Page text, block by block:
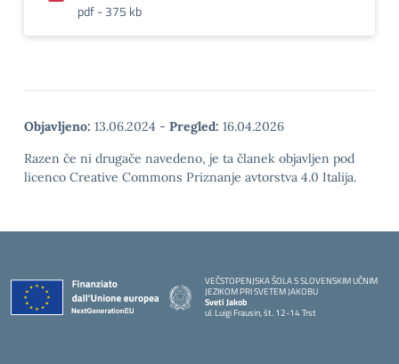
pdf - 375 kb
Objavljeno: 13.06.2024 - Pregled: 16.04.2026
Razen če ni drugače navedeno, je ta članek objavljen pod
licenco Creative Commons Priznanje avtorstva 4.0 Italija.
VEČSTOPENJSKA ŠOLA S SLOVENSKIM UČNIM
JEZIKOM PRI SVETEM JAKOBU
Sveti Jakob
ul. Luigi Frausin, št. 12-14 Trst
— Visita la pagina iniziale della scuola